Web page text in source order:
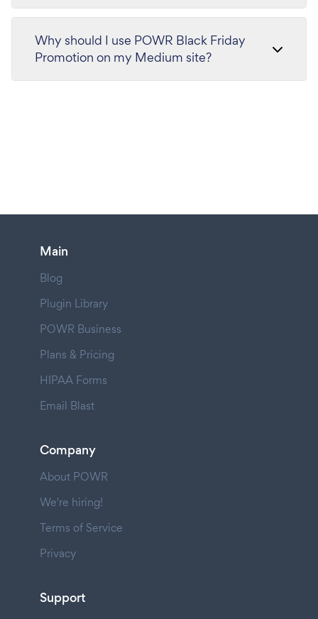
Why should I use POWR Black Friday
Promotion on my Medium site?
Main
Blog
Plugin Library
POWR Business
Plans & Pricing
HIPAA Forms
Email Blast
Company
About POWR
We're hiring!
Terms of Service
Privacy
Support